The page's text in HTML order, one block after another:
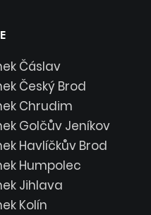
Čáslav
Český Brod
Chrudim
Golčův Jeníkov
Havlíčkův Brod
Humpolec
Jihlava
Kolín